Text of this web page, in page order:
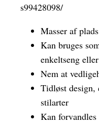
s99428098/
Masser af
Kan bruges
enkeltseng
Nem at
Tidløst design,
stilarter
Kan